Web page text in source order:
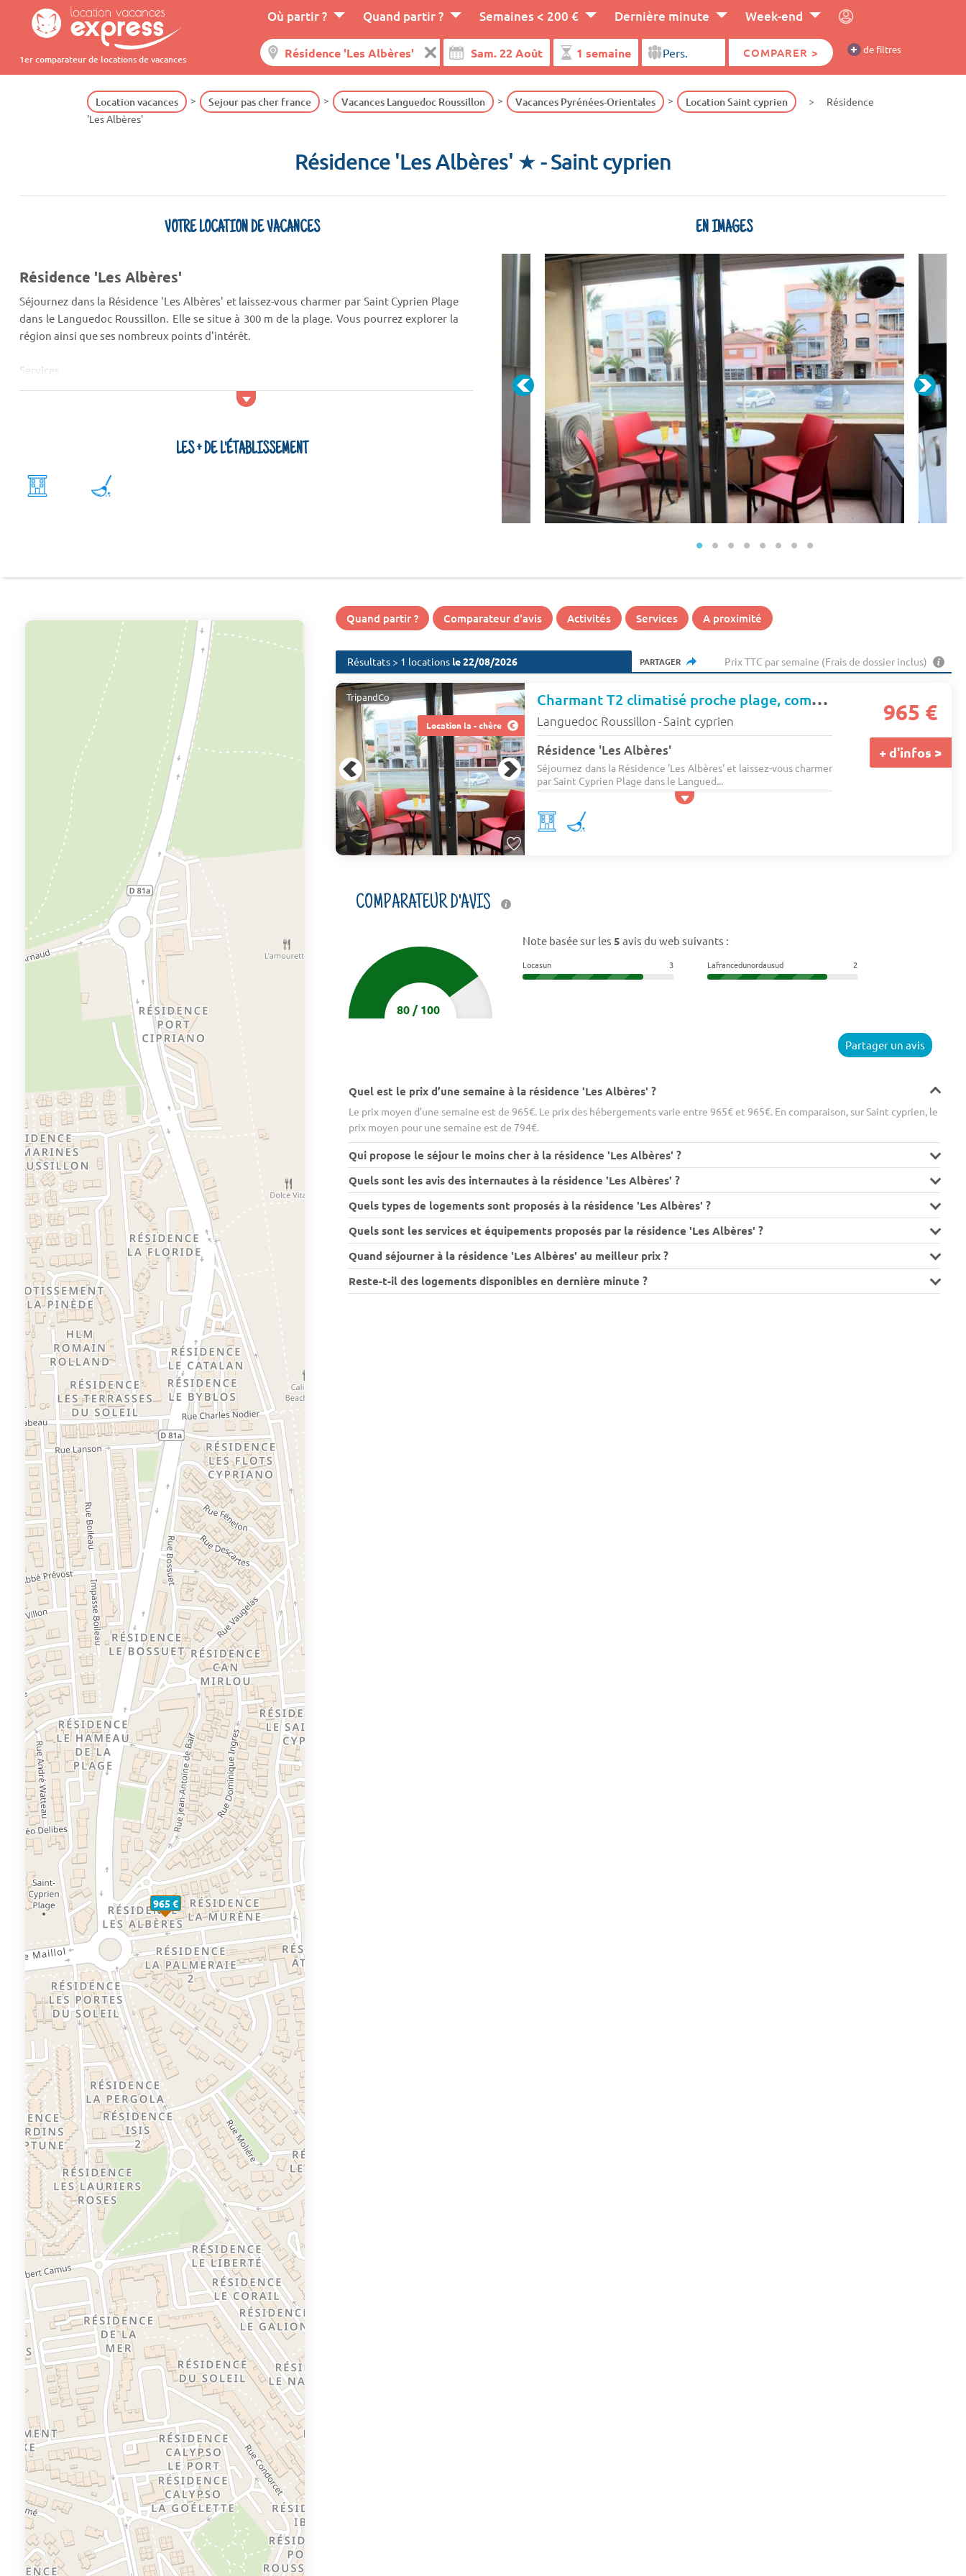
1er comparateur de locations de vacances
Où partir ? Quand partir ? Semaines < 200 € Dernière minute Week-end
COMPARER > + de filtres
Location vacances Sejour pas cher france Vacances Languedoc Roussillon Vacances Pyrénées-Orientales Location Saint cyprien
Résidence
'Les Albères'
Résidence 'Les Albères' ★- Saint cyprien
VOTRE LOCATION DE VACANCES
Résidence 'Les Albères'
Séjournez dans la Résidence 'Les Albères' et laissez-vous charmer par Saint Cyprien Plage
dans le Languedoc Roussillon. Elle se situe à 300 m de la plage. Vous pourrez explorer la
région ainsi que ses nombreux points d'intérêt.
Services
Pour garder l'esprit tranquille, optez pour le service de ménage de fin de séjour.
La Résidence 'Les Albères' compor...
LES + DE L'ÉTABLISSEMENT
EN IMAGES
965 €
Quand partir ? Comparateur d'avis Activités Services A proximité
Résultats > 1 locations le 22/08/2026 PARTAGER Prix TTC par semaine (Frais de dossier inclus)
Location la - chère
TripandCo Charmant T2 climatisé proche plage, commerces et animations - 4ALB24 - 4 pers. - 41m2 - TV - Animaux admis
Languedoc Roussillon -Saint cyprien
Résidence 'Les Albères'
Séjournez dans la Résidence 'Les Albères' et laissez-vous charmer
par Saint Cyprien Plage dans le Langued...
965 €
+ d'infos >
COMPARATEUR D'AVIS
80 /100
Note basée sur les 5 avis du web suivants :
Locasun 3 Lafrancedunordausud 2
Partager un avis
Quel est le prix d’une semaine à la résidence 'Les Albères' ?
Le prix moyen d’une semaine est de 965€. Le prix des hébergements varie entre 965€ et 965€. En comparaison, sur Saint cyprien, le
prix moyen pour une semaine est de 794€.
Qui propose le séjour le moins cher à la résidence 'Les Albères' ?
Quels sont les avis des internautes à la résidence 'Les Albères' ?
Quels types de logements sont proposés à la résidence 'Les Albères' ?
Quels sont les services et équipements proposés par la résidence 'Les Albères' ?
Quand séjourner à la résidence 'Les Albères' au meilleur prix ?
Reste-t-il des logements disponibles en dernière minute ?